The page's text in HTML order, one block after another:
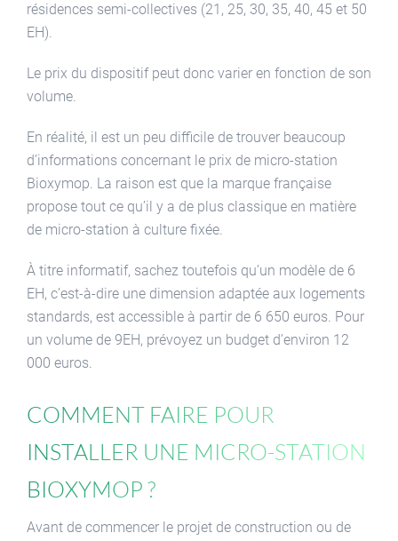
résidences semi-collectives (21, 25, 30, 35, 40, 45 et 50
EH).
Le prix du dispositif peut donc varier en fonction de son
volume.
En réalité, il est un peu difficile de trouver beaucoup
d’informations concernant le prix de micro-station
Bioxymop. La raison est que la marque française
propose tout ce qu’il y a de plus classique en matière
de micro-station à culture fixée.
À titre informatif, sachez toutefois qu’un modèle de 6
EH, c’est-à-dire une dimension adaptée aux logements
standards, est accessible à partir de 6 650 euros. Pour
un volume de 9EH, prévoyez un budget d’environ 12
000 euros.
Comment faire pour
installer une micro-station
Bioxymop ?
Avant de commencer le projet de construction ou de